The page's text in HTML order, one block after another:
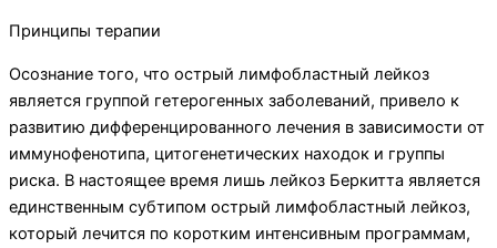
Принципы терапии
Осознание того, что острый лимфобластный лейкоз
является группой гетерогенных заболеваний, привело к
развитию дифференцированного лечения в зависимости от
иммунофенотипа, цитогенетических находок и группы
риска. В настоящее время лишь лейкоз Беркитта является
единственным субтипом острый лимфобластный лейкоз,
который лечится по коротким интенсивным программам,